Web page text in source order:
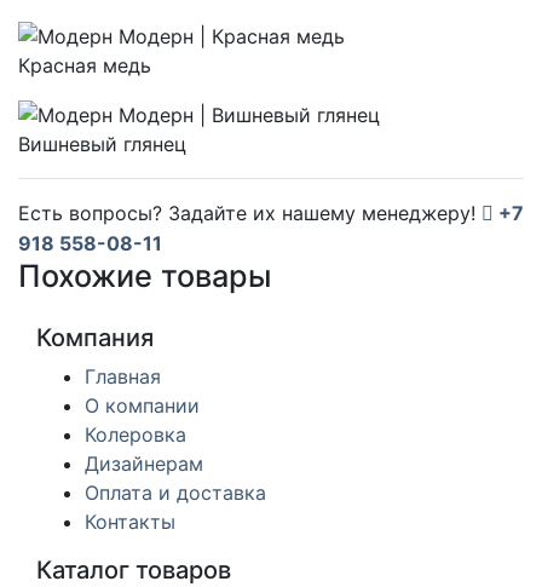
Красная медь
Вишневый глянец
Есть вопросы? Задайте их нашему менеджеру!
+7
918 558-08-11
Похожие товары
Компания
Главная
О компании
Колеровка
Дизайнерам
Оплата и доставка
Контакты
Каталог товаров